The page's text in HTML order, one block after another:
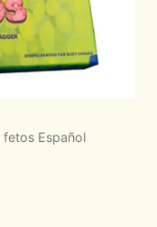
fetos Español